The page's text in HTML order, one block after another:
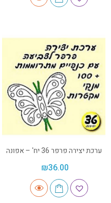
ערכת יצירה פרפר 36 יח' – אפונה
₪36.00